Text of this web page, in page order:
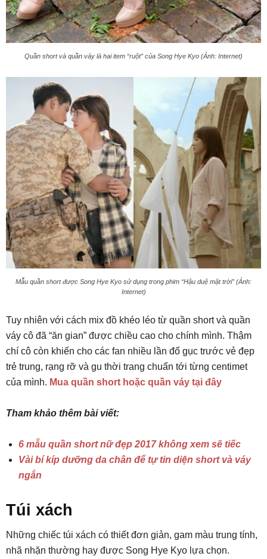
Quần short và quần váy là hai item “ruột” của Song Hye Kyo (Ảnh: Internet)
Mẫu quần short được Song Hye Kyo sử dụng trong phim “Hậu duệ mặt trời” (Ảnh:
Internet)
Tuy nhiên với cách mix đồ khéo léo từ quần short và quần
váy cô đã “ăn gian” được chiều cao cho chính mình. Thậm
chí cô còn khiến cho các fan nhiều lần đổ gục trước vẻ đẹp
trẻ trung, rạng rỡ và gu thời trang chuẩn tới từng centimet
của mình. Mua quần short hoặc quần váy tại đây
Tham khảo thêm bài viết:
6 mẫu quần short nữ đẹp 2017 không xem sẽ tiếc
Vài bí kíp dưỡng da chân để tự tin diện short và váy
ngắn
Túi xách
Những chiếc túi xách có thiết đơn giản, gam màu trung tính,
nhã nhặn thường hay được Song Hye Kyo lựa chọn.